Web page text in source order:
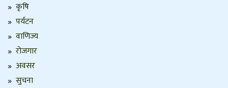
कृषि
पर्यटन
वाणिज्य
रोजगार
अवसर
सुचना